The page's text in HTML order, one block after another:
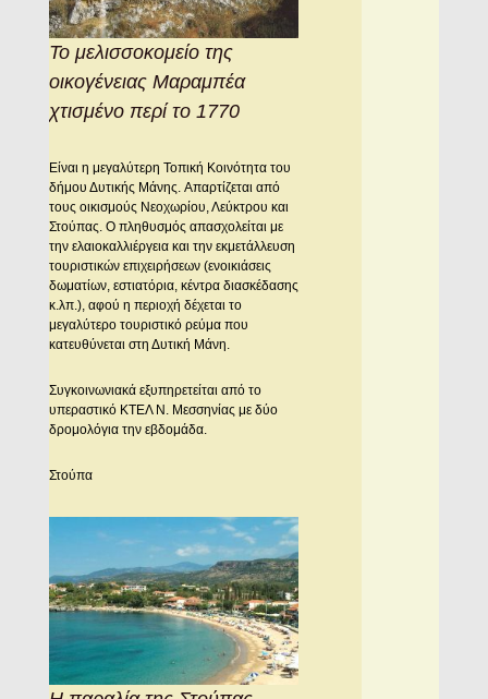
Το μελισσοκομείο της
οικογένειας Μαραμπέα
χτισμένο περί το 1770
Eίναι η μεγαλύτερη Τοπική Κοινότητα του
δήμου Δυτικής Μάνης. Aπαρτίζεται από
τους οικισμούς Nεοχωρίου, Λεύκτρου και
Στούπας. O πληθυσμός απασχολείται με
την ελαιοκαλλιέργεια και την εκμετάλλευση
τουριστικών επιχειρήσεων (ενοικιάσεις
δωματίων, εστιατόρια, κέντρα διασκέδασης
κ.λπ.), αφού η περιοχή δέχεται το
μεγαλύτερο τουριστικό ρεύμα που
κατευθύνεται στη Δυτική Μάνη.
Συγκοινωνιακά εξυπηρετείται από το
υπεραστικό KTEΛ N. Mεσσηνίας με δύο
δρομολόγια την εβδομάδα.
Στούπα